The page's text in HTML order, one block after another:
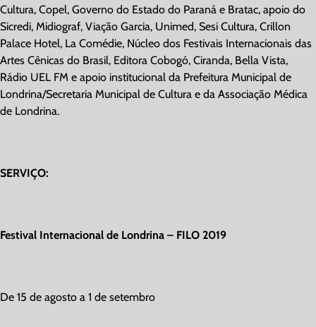
Cultura, Copel, Governo do Estado do Paraná e Bratac, apoio do
Sicredi, Midiograf, Viação Garcia, Unimed, Sesi Cultura, Crillon
Palace Hotel, La Comédie, Núcleo dos Festivais Internacionais das
Artes Cênicas do Brasil, Editora Cobogó, Ciranda, Bella Vista,
Rádio UEL FM e apoio institucional da Prefeitura Municipal de
Londrina/Secretaria Municipal de Cultura e da Associação Médica
de Londrina.
SERVIÇO:
Festival Internacional de Londrina – FILO 2019
De 15 de agosto a 1 de setembro